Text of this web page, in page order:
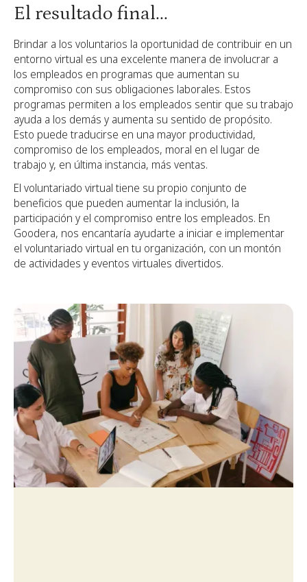
El resultado final...
Brindar a los voluntarios la oportunidad de contribuir en un
entorno virtual es una excelente manera de involucrar a
los empleados en programas que aumentan su
compromiso con sus obligaciones laborales. Estos
programas permiten a los empleados sentir que su trabajo
ayuda a los demás y aumenta su sentido de propósito.
Esto puede traducirse en una mayor productividad,
compromiso de los empleados, moral en el lugar de
trabajo y, en última instancia, más ventas.
El voluntariado virtual tiene su propio conjunto de
beneficios que pueden aumentar la inclusión, la
participación y el compromiso entre los empleados. En
Goodera, nos encantaría ayudarte a iniciar e implementar
el voluntariado virtual en tu organización, con un montón
de actividades y eventos virtuales divertidos.